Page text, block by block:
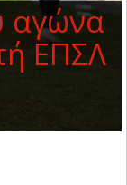
αγώνα
ΕΠΣΛ